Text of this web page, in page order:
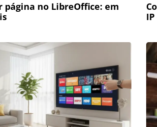
página no LibreOffice: em